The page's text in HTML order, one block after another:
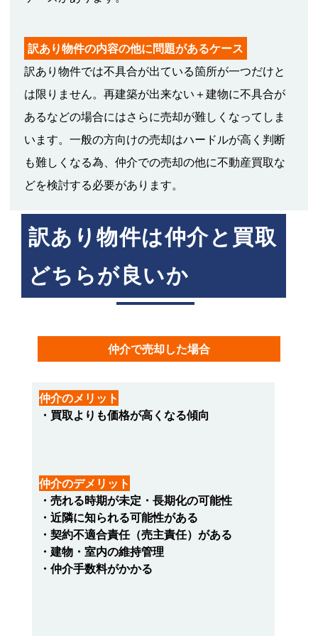
訳あり物件の内容の他に問題があるケース
訳あり物件では不具合が出ている箇所が一つだけと
は限りません。再建築が出来ない＋建物に不具合が
あるなどの場合にはさらに売却が難しくなってしま
います。一般の方向けの売却はハードルが高く判断
も難しくなる為、仲介での売却の他に不動産買取な
どを検討する必要があります。
訳あり物件は仲介と買取
どちらが良いか
仲介で売却した場合
仲介のメリット
・買取よりも価格が高くなる傾向
仲介のデメリット
・売れる時期が未定・長期化の可能性
・近隣に知られる可能性がある
・契約不適合責任（売主責任）がある
・建物・室内の維持管理
・仲介手数料がかかる